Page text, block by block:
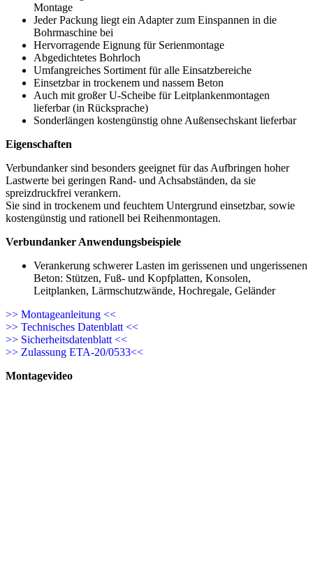
Montage
Jeder Packung liegt ein Adapter zum Einspannen in die
Bohrmaschine bei
Hervorragende Eignung für Serienmontage
Abgedichtetes Bohrloch
Umfangreiches Sortiment für alle Einsatzbereiche
Einsetzbar in trockenem und nassem Beton
Auch mit großer U-Scheibe für Leitplankenmontagen
lieferbar (in Rücksprache)
Sonderlängen kostengünstig ohne Außensechskant lieferbar
Eigenschaften
Verbundanker sind besonders geeignet für das Aufbringen hoher
Lastwerte bei geringen Rand- und Achsabständen, da sie
spreizdruckfrei verankern.
Sie sind in trockenem und feuchtem Untergrund einsetzbar, sowie
kostengünstig und rationell bei Reihenmontagen.
Verbundanker Anwendungsbeispiele
Verankerung schwerer Lasten im gerissenen und ungerissenen
Beton: Stützen, Fuß- und Kopfplatten, Konsolen,
Leitplanken, Lärmschutzwände, Hochregale, Geländer
>> Montageanleitung <<
>> Technisches Datenblatt <<
>> Sicherheitsdatenblatt <<
>> Zulassung ETA-20/0533<<
Montagevideo